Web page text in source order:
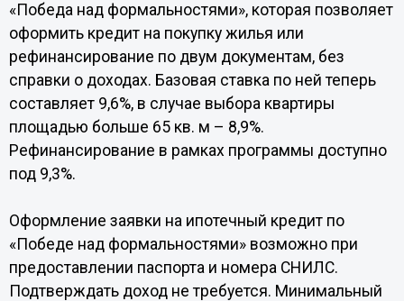
«Победа над формальностями», которая позволяет
оформить кредит на покупку жилья или
рефинансирование по двум документам, без
справки о доходах. Базовая ставка по ней теперь
составляет 9,6%, в случае выбора квартиры
площадью больше 65 кв. м – 8,9%.
Рефинансирование в рамках программы доступно
под 9,3%.
Оформление заявки на ипотечный кредит по
«Победе над формальностями» возможно при
предоставлении паспорта и номера СНИЛС.
Подтверждать доход не требуется. Минимальный